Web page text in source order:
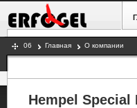
06 Главная О компании
Hempel Special